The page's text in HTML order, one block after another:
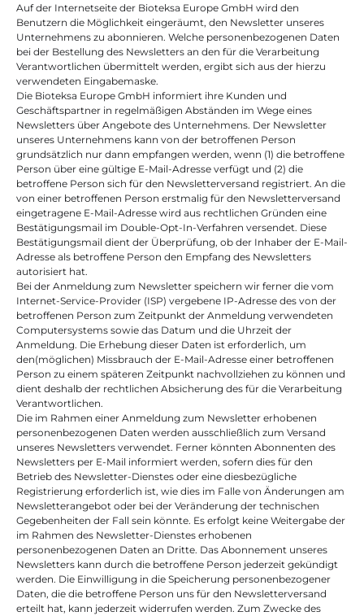
Auf der Internetseite der Bioteksa Europe GmbH wird den
Benutzern die Möglichkeit eingeräumt, den Newsletter unseres
Unternehmens zu abonnieren. Welche personenbezogenen Daten
bei der Bestellung des Newsletters an den für die Verarbeitung
Verantwortlichen übermittelt werden, ergibt sich aus der hierzu
verwendeten Eingabemaske.
Die Bioteksa Europe GmbH informiert ihre Kunden und
Geschäftspartner in regelmäßigen Abständen im Wege eines
Newsletters über Angebote des Unternehmens. Der Newsletter
unseres Unternehmens kann von der betroffenen Person
grundsätzlich nur dann empfangen werden, wenn (1) die betroffene
Person über eine gültige E-Mail-Adresse verfügt und (2) die
betroffene Person sich für den Newsletterversand registriert. An die
von einer betroffenen Person erstmalig für den Newsletterversand
eingetragene E-Mail-Adresse wird aus rechtlichen Gründen eine
Bestätigungsmail im Double-Opt-In-Verfahren versendet. Diese
Bestätigungsmail dient der Überprüfung, ob der Inhaber der E-Mail-
Adresse als betroffene Person den Empfang des Newsletters
autorisiert hat.
Bei der Anmeldung zum Newsletter speichern wir ferner die vom
Internet-Service-Provider (ISP) vergebene IP-Adresse des von der
betroffenen Person zum Zeitpunkt der Anmeldung verwendeten
Computersystems sowie das Datum und die Uhrzeit der
Anmeldung. Die Erhebung dieser Daten ist erforderlich, um
den(möglichen) Missbrauch der E-Mail-Adresse einer betroffenen
Person zu einem späteren Zeitpunkt nachvollziehen zu können und
dient deshalb der rechtlichen Absicherung des für die Verarbeitung
Verantwortlichen.
Die im Rahmen einer Anmeldung zum Newsletter erhobenen
personenbezogenen Daten werden ausschließlich zum Versand
unseres Newsletters verwendet. Ferner könnten Abonnenten des
Newsletters per E-Mail informiert werden, sofern dies für den
Betrieb des Newsletter-Dienstes oder eine diesbezügliche
Registrierung erforderlich ist, wie dies im Falle von Änderungen am
Newsletterangebot oder bei der Veränderung der technischen
Gegebenheiten der Fall sein könnte. Es erfolgt keine Weitergabe der
im Rahmen des Newsletter-Dienstes erhobenen
personenbezogenen Daten an Dritte. Das Abonnement unseres
Newsletters kann durch die betroffene Person jederzeit gekündigt
werden. Die Einwilligung in die Speicherung personenbezogener
Daten, die die betroffene Person uns für den Newsletterversand
erteilt hat, kann jederzeit widerrufen werden. Zum Zwecke des